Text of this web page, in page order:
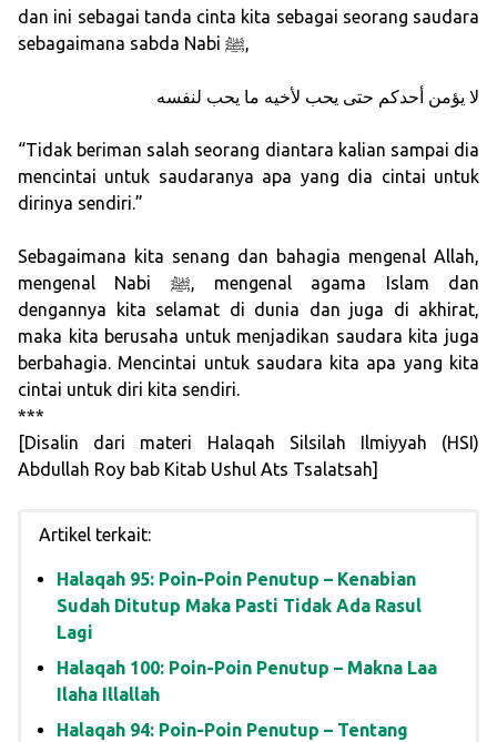
dan ini sebagai tanda cinta kita sebagai seorang saudara
sebagaimana sabda Nabi ﷺ,
لا يؤمن أحدكم حتى يحب لأخيه ما يحب لنفسه
“Tidak beriman salah seorang diantara kalian sampai dia
mencintai untuk saudaranya apa yang dia cintai untuk
dirinya sendiri.”
Sebagaimana kita senang dan bahagia mengenal Allah,
mengenal Nabi ﷺ, mengenal agama Islam dan
dengannya kita selamat di dunia dan juga di akhirat,
maka kita berusaha untuk menjadikan saudara kita juga
berbahagia. Mencintai untuk saudara kita apa yang kita
cintai untuk diri kita sendiri.
***
[Disalin dari materi Halaqah Silsilah Ilmiyyah (HSI)
Abdullah Roy bab Kitab Ushul Ats Tsalatsah]
Artikel terkait:
Halaqah 95: Poin-Poin Penutup – Kenabian
Sudah Ditutup Maka Pasti Tidak Ada Rasul
Lagi
Halaqah 100: Poin-Poin Penutup – Makna Laa
Ilaha Illallah
Halaqah 94: Poin-Poin Penutup – Tentang